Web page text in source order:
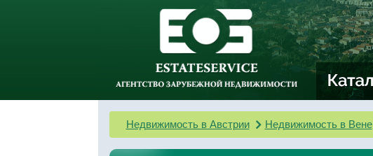
Недвижимость в Австрии Недвижимость в Вене